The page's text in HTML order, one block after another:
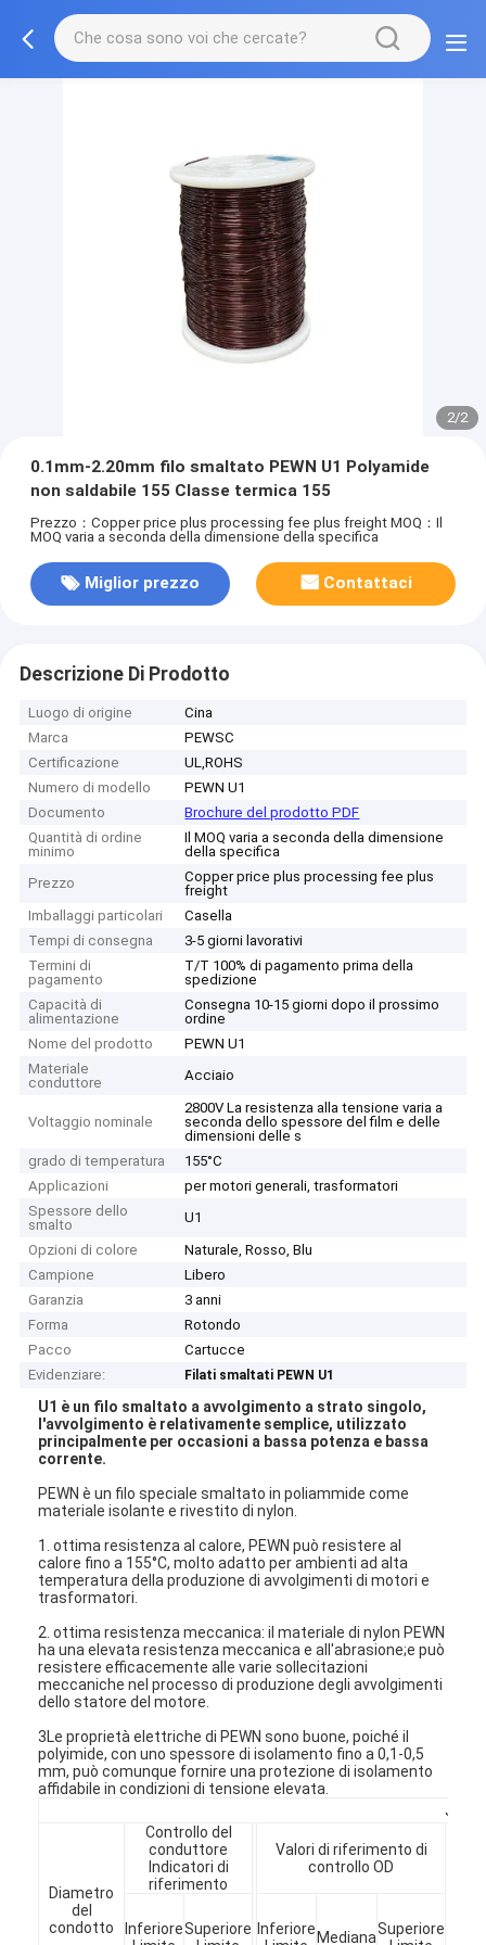
2/2
0.1mm-2.20mm filo smaltato PEWN U1 Polyamide
non saldabile 155 Classe termica 155
Prezzo：Copper price plus processing fee plus freight MOQ：Il
MOQ varia a seconda della dimensione della specifica
Miglior prezzo Contattaci
Descrizione Di Prodotto
Luogo di origine
Cina
Marca
PEWSC
Certificazione
UL,ROHS
Numero di modello
PEWN U1
Documento
Brochure del prodotto PDF
Quantità di ordine
minimo
Il MOQ varia a seconda della dimensione
della specifica
Prezzo
Copper price plus processing fee plus
freight
Imballaggi particolari
Casella
Tempi di consegna
3-5 giorni lavorativi
Termini di
pagamento
T/T 100% di pagamento prima della
spedizione
Capacità di
alimentazione
Consegna 10-15 giorni dopo il prossimo
ordine
Nome del prodotto
PEWN U1
Materiale
conduttore
Acciaio
Voltaggio nominale
2800V La resistenza alla tensione varia a
seconda dello spessore del film e delle
dimensioni delle s
grado di temperatura
155°C
Applicazioni
per motori generali, trasformatori
Spessore dello
smalto
U1
Opzioni di colore
Naturale, Rosso, Blu
Campione
Libero
Garanzia
3 anni
Forma
Rotondo
Pacco
Cartucce
Evidenziare:
Filati smaltati PEWN U1
U1 è un filo smaltato a avvolgimento a strato singolo,
l'avvolgimento è relativamente semplice, utilizzato
principalmente per occasioni a bassa potenza e bassa
corrente.
PEWN è un filo speciale smaltato in poliammide come
materiale isolante e rivestito di nylon.
1. ottima resistenza al calore, PEWN può resistere al
calore fino a 155°C, molto adatto per ambienti ad alta
temperatura della produzione di avvolgimenti di motori e
trasformatori.
2. ottima resistenza meccanica: il materiale di nylon PEWN
ha una elevata resistenza meccanica e all'abrasione;e può
resistere efficacemente alle varie sollecitazioni
meccaniche nel processo di produzione degli avvolgimenti
dello statore del motore.
3Le proprietà elettriche di PEWN sono buone, poiché il
polyimide, con uno spessore di isolamento fino a 0,1-0,5
mm, può comunque fornire una protezione di isolamento
affidabile in condizioni di tensione elevata.
Diametro
del
condotto
Controllo del
conduttore
Indicatori di
riferimento
Valori di riferimento di
controllo OD
InferioreSuperiore Inferiore MedianaSuperiore